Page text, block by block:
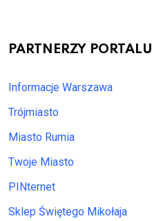
PARTNERZY PORTALU
Informacje Warszawa
Trójmiasto
Miasto Rumia
Twoje Miasto
PINternet
Sklep Świętego Mikołaja